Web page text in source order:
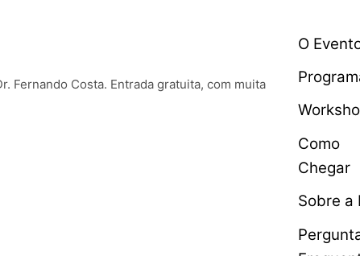
Fernando Costa. Entrada gratuita, com muita
O
Como
Chegar
Sobre a